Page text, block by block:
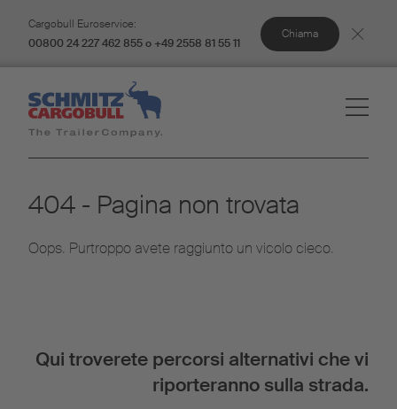
Cargobull Euroservice:
00800 24 227 462 855 o +49 2558 81 55 11
Chiama
404 - Pagina non trovata
Oops. Purtroppo avete raggiunto un vicolo cieco.
Qui troverete percorsi alternativi che vi
riporteranno sulla strada.